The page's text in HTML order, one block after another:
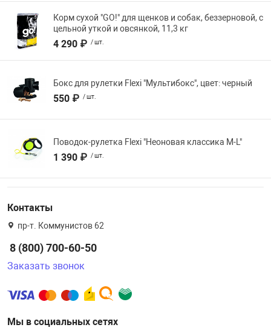
Корм сухой "GO!" для щенков и собак, беззерновой, с
цельной уткой и овсянкой, 11,3 кг
4 290 ₽ / шт.
Бокс для рулетки Flexi "Мультибокс", цвет: черный
550 ₽ / шт.
Поводок-рулетка Flexi "Неоновая классика М-L"
1 390 ₽ / шт.
Контакты
пр-т. Коммунистов 62
8 (800) 700-60-50
Заказать звонок
Мы в социальных сетях